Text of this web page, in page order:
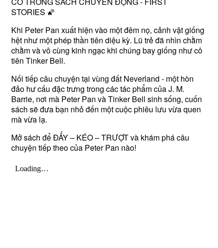
STORIES 🌠
Khi Peter Pan xuất hiện vào một đêm nọ, cảnh vật giống
hệt như một phép thần tiên diệu kỳ. Lũ trẻ đã nhìn chằm
chằm và vô cùng kinh ngạc khi chúng bay giống như cô
tiên Tinker Bell.
Nối tiếp câu chuyện tại vùng đất Neverland - một hòn
đảo hư cấu đặc trưng trong các tác phẩm của J. M.
Barrie, nơi mà Peter Pan và Tinker Bell sinh sống, cuốn
sách sẽ đưa bạn nhỏ đến một cuộc phiêu lưu vừa quen
mà vừa lạ.
Mở sách để ĐẨY – KÉO – TRƯỢT và khám phá câu
chuyện tiếp theo của Peter Pan nào!